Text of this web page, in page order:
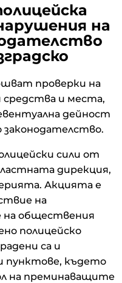
на
проверки на
и места,
дейност
сили от
дирекция,
Акцията е
на
на обществения
полицейско
са и
пунктове, където
на преминаващите